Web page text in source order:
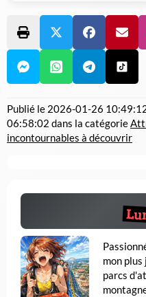
Publié le 2026-01-26
06:58:02 dans la catégorie
incontournables à découvrir
mon plus
parcs